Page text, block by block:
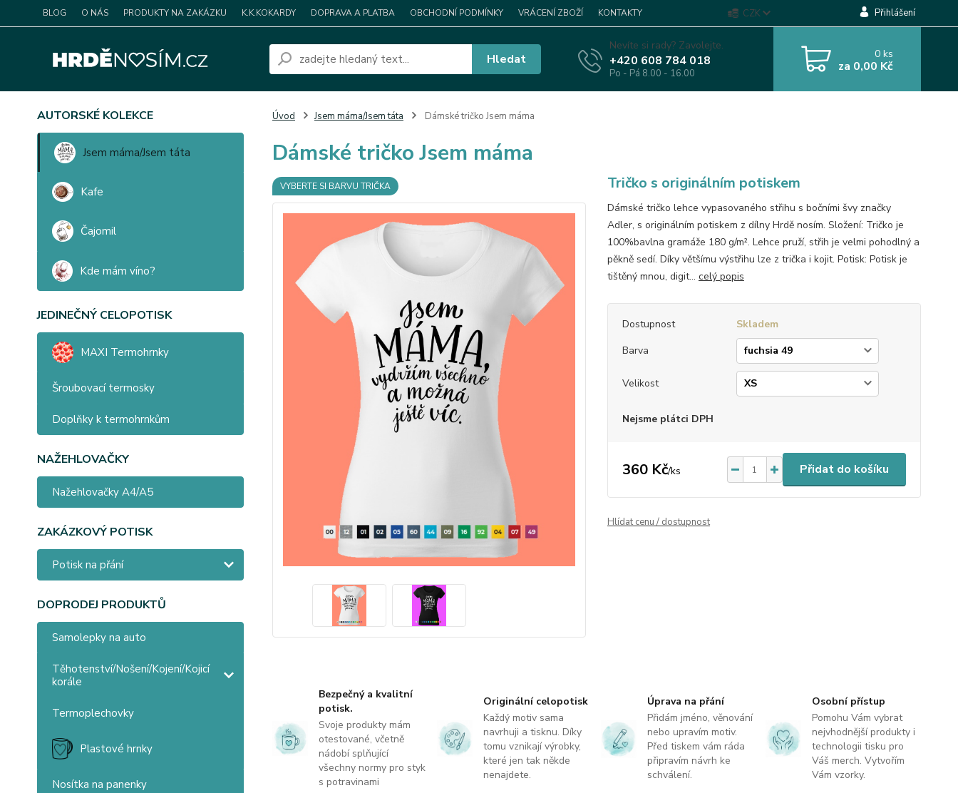
BLOG O NÁS PRODUKTY NA ZAKÁZKU K.K.KOKARDY DOPRAVA A PLATBA OBCHODNÍ PODMÍNKY VRÁCENÍ ZBOŽÍ KONTAKTY CZK Přihlášení
Hledat
Nevíte si rady? Zavolejte.
+420 608 784 018
Po - Pá 8.00 - 16.00
0ks
za 0,00 Kč
AUTORSKÉ KOLEKCE
Jsem máma/Jsem táta
Kafe
Čajomil
Kde mám víno?
JEDINEČNÝ CELOPOTISK
MAXI Termohrnky
Šroubovací termosky
Doplňky k termohrnkům
NAŽEHLOVAČKY
Nažehlovačky A4/A5
ZAKÁZKOVÝ POTISK
Potisk na přání
DOPRODEJ PRODUKTŮ
Samolepky na auto
Těhotenství/Nošení/Kojení/Kojicí
korále
Termoplechovky
Plastové hrnky
Nosítka na panenky
Úvod Jsem máma/Jsem táta Dámské tričko Jsem máma
Dámské tričko Jsem máma
VYBERTE SI BARVU TRIČKA Tričko s originálním potiskem
Dámské tričko lehce vypasovaného střihu s bočními švy značky
Adler, s originálním potiskem z dílny Hrdě nosím. Složení: Tričko je
100%bavlna gramáže 180 g/m². Lehce pruží, střih je velmi pohodlný a
pěkně sedí. Díky většímu výstřihu lze z trička i kojit. Potisk: Potisk je
tištěný mnou, digit... celý popis
Dostupnost
Skladem
Barva
Velikost
Nejsme plátci DPH
360 Kč/ks Přidat do košíku
Hlídat cenu / dostupnost
Bezpečný a kvalitní
potisk.
Svoje produkty mám
otestované, včetně
nádobí splňující
všechny normy pro styk
s potravinami
Originální celopotisk
Každý motiv sama
navrhuji a tisknu. Díky
tomu vznikají výrobky,
které jen tak někde
nenajdete.
Úprava na přání
Přidám jméno, věnování
nebo upravím motiv.
Před tiskem vám ráda
připravím návrh ke
schválení.
Osobní přístup
Pomohu Vám vybrat
nejvhodnější produkty i
technologii tisku pro
Váš merch. Vytvořím
Vám vzorky.